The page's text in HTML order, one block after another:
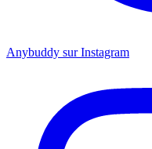
Anybuddy sur Instagram